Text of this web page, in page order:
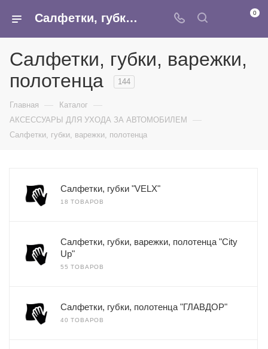
Салфетки, губки, варежки, полотенца - купить оптом в интернет-магазине Армина 0
Салфетки, губки, варежки,
полотенца
144
Главная — Каталог —
АКСЕССУАРЫ ДЛЯ УХОДА ЗА АВТОМОБИЛЕМ —
Салфетки, губки, варежки, полотенца
Салфетки, губки "VELX"
18 ТОВАРОВ
Салфетки, губки, варежки, полотенца "City
Up"
55 ТОВАРОВ
Салфетки, губки, полотенца "ГЛАВДОР"
40 ТОВАРОВ